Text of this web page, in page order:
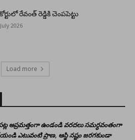
రేవంత్ రెడ్డికి చెంపపెట్టు
2026
Load more
అప్రమత్తంగా ఉండండి వరదలు సమర్ధవంతంగా
ఎటువంటి ప్రాణ, ఆస్థి నష్టం జరగకుండా